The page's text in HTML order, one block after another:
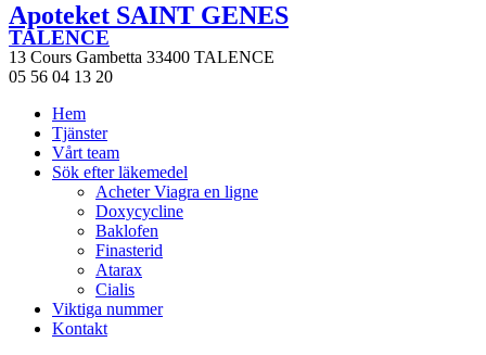
Apoteket SAINT GENES
TALENCE
13 Cours Gambetta 33400 TALENCE
05 56 04 13 20
Hem
Tjänster
Vårt team
Sök efter läkemedel
Acheter Viagra en ligne
Doxycycline
Baklofen
Finasterid
Atarax
Cialis
Viktiga nummer
Kontakt